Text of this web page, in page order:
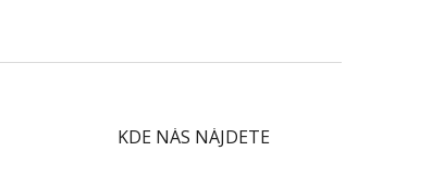
KDE NÁS NÁJDETE